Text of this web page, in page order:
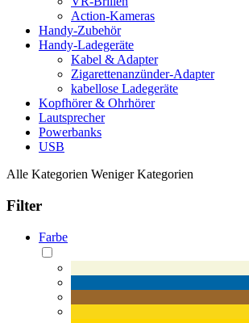
Action-Kameras
Handy-Zubehör
Handy-Ladegeräte
Kabel & Adapter
Zigarettenanzünder-Adapter
kabellose Ladegeräte
Kopfhörer & Ohrhörer
Lautsprecher
Powerbanks
USB
Alle Kategorien Weniger Kategorien
Filter
Farbe